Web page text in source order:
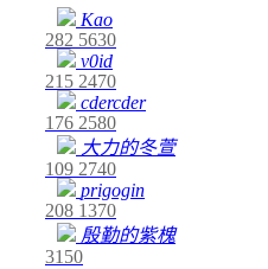
Kao
282 5630
v0id
215 2470
cdercder
176 2580
大力的冬萱
109 2740
prigogin
208 1370
殷勤的紫槐
3150